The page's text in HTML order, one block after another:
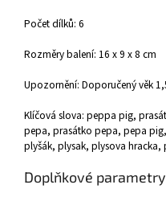
Počet dílků: 6
Rozměry balení: 16 x 9 x 8 cm
Upozornění: Doporučený věk
Klíčová slova: peppa pig,
pepa, prasátko pepa, pepa
plyšák, plysak, plysova
Doplňkové parametry